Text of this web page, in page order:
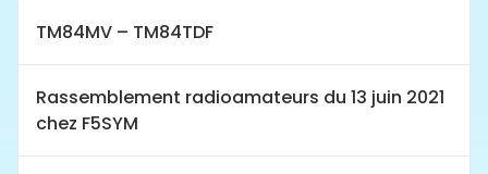
TM84MV – TM84TDF
Rassemblement radioamateurs du 13 juin 2021
chez F5SYM